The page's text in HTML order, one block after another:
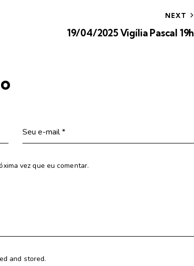
NEXT
19/04/2025 Vigília Pascal 19h
vez que eu comentar.
and stored.